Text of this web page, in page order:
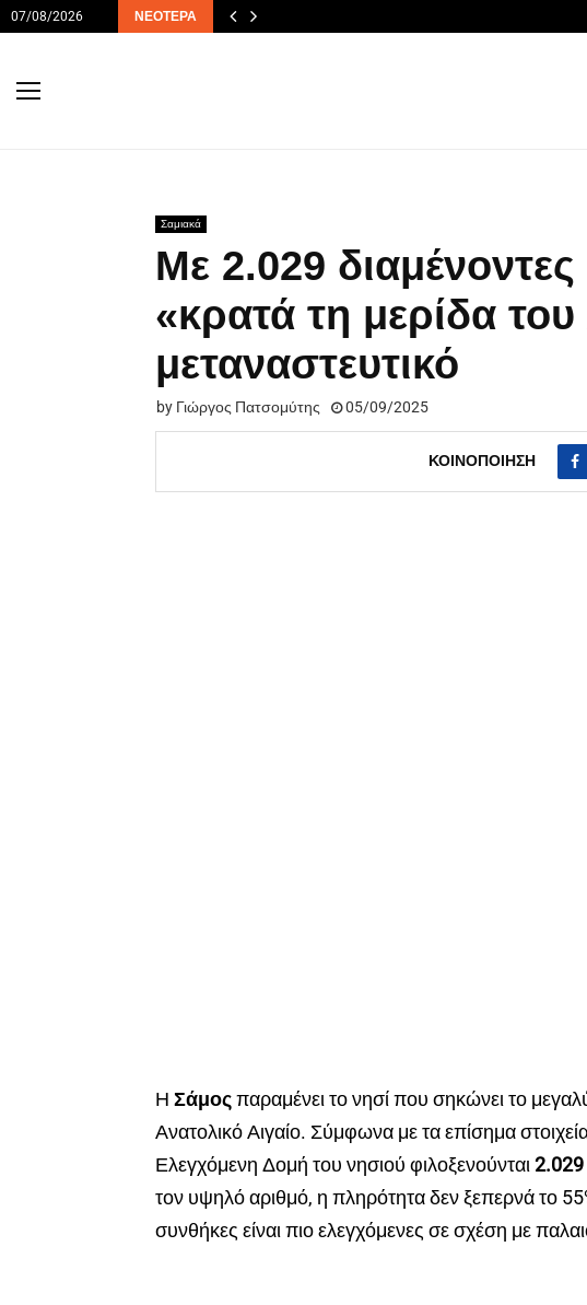
07/08/2026 ΝΕΌΤΕΡΑ
Σαμιακά
Με 2.029
«κρατά τη μερίδα
μεταναστευτικό
by Γιώργος Πατσομύτης 05/09/2025
ΚΟΙΝΟΠΟΊΗΣΗ
Η Σάμοςπαραμένει το νησί που σηκώνει το
Ανατολικό Αιγαίο. Σύμφωνα με τα επίσημα
Ελεγχόμενη Δομή του νησιού φιλοξενούνται
τον υψηλό αριθμό, η πληρότητα δεν ξεπερνά το
συνθήκες είναι πιο ελεγχόμενες σε σχέση με